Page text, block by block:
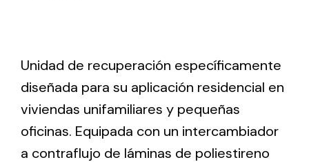
Equipment
Complete solutions in lighting and electrical
material for each project and need
Unidad de recuperación específicamente
diseñada para su aplicación residencial en
viviendas unifamiliares y pequeñas
oficinas. Equipada con un intercambiador
a contraflujo de láminas de poliestireno